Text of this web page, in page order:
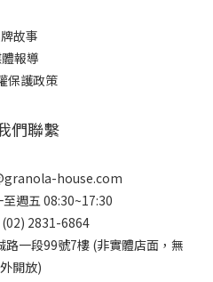
故事
報導
保護政策
們聯繫
house.com
週五 08:30~17:30
2831-6864
一段99號7樓 (非實體店面，無
開放)